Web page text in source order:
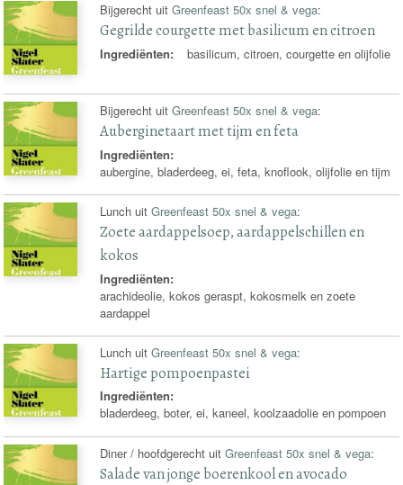
Bijgerecht uitGreenfeast 50x snel & vega:
Gegrilde courgette met basilicum en citroen
Ingrediënten: basilicum, citroen, courgette en olijfolie
Bijgerecht uitGreenfeast 50x snel & vega:
Auberginetaart met tijm en feta
Ingrediënten:
aubergine, bladerdeeg, ei, feta, knoflook, olijfolie en tijm
Lunch uitGreenfeast 50x snel & vega:
Zoete aardappelsoep, aardappelschillen en
kokos
Ingrediënten:
arachideolie, kokos geraspt, kokosmelk en zoete
aardappel
Lunch uitGreenfeast 50x snel & vega:
Hartige pompoenpastei
Ingrediënten:
bladerdeeg, boter, ei, kaneel, koolzaadolie en pompoen
Diner / hoofdgerecht uitGreenfeast 50x snel & vega:
Salade van jonge boerenkool en avocado